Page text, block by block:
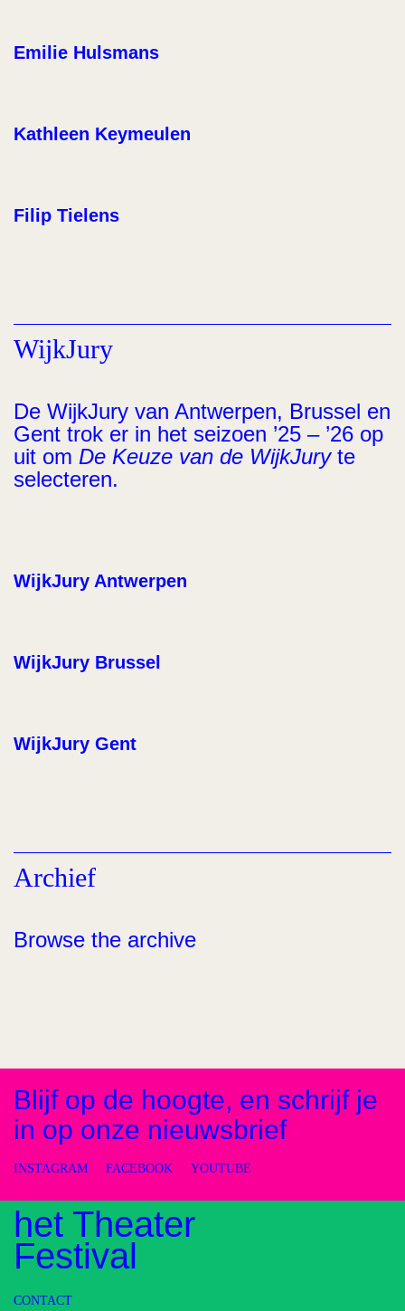
Emilie Hulsmans
Kathleen Keymeulen
Filip Tielens
WijkJury
De WijkJury van Antwerpen, Brussel en
Gent trok er in het seizoen ’25 – ’26 op
uit om De Keuze van de WijkJuryte
selecteren.
WijkJury Antwerpen
WijkJury Brussel
WijkJury Gent
Archief
Browse the archive
Blijf op de hoogte, en schrijf je
in op onze nieuwsbrief
INSTAGRAM FACEBOOK YOUTUBE
het Theater
Festival
CONTACT